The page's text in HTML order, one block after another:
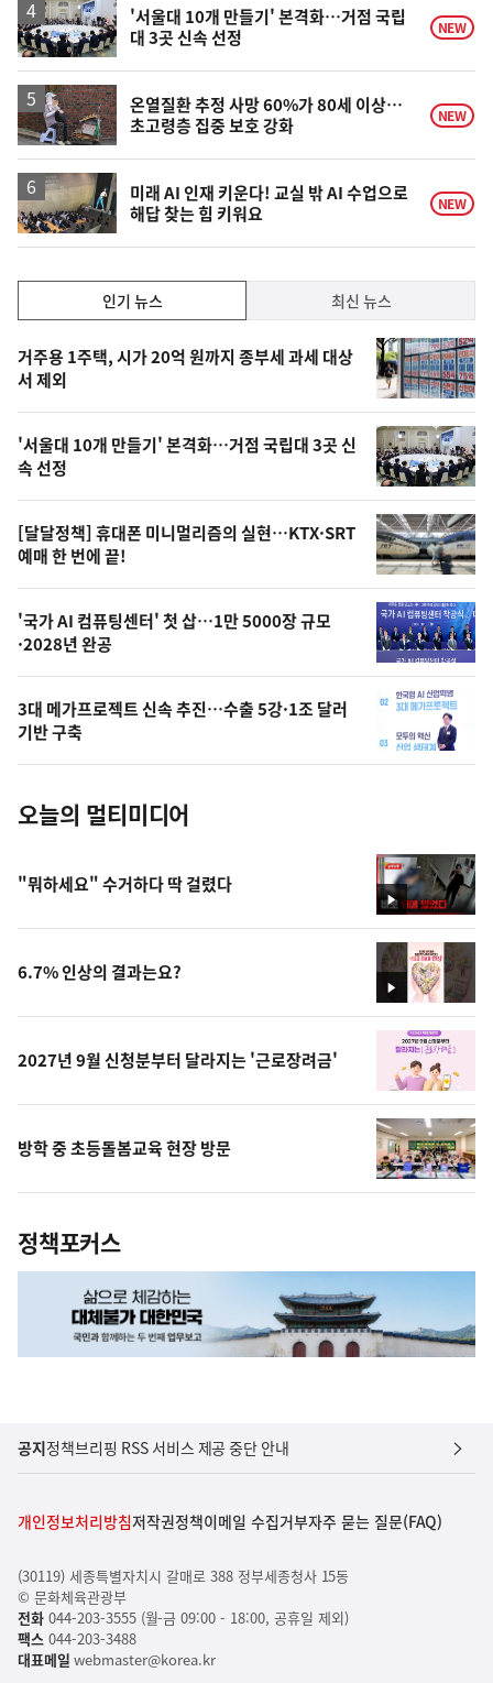
'서울대 10개 만들기' 본격화…거점 국립
대 3곳 신속 선정
NEW
온열질환 추정 사망 60%가 80세 이상…
초고령층 집중 보호 강화
NEW
미래 AI 인재 키운다! 교실 밖 AI 수업으로
해답 찾는 힘 키워요
NEW
기,
최
신,
오
늘
의
영
상
오
늘
의
사
진
인기 뉴스 최신 뉴스
기
뉴
스
거주용 1주택, 시가 20억 원까지 종부세 과세 대상
서 제외
'서울대 10개 만들기' 본격화…거점 국립대 3곳 신
속 선정
[달달정책] 휴대폰 미니멀리즘의 실현…KTX·SRT
예매 한 번에 끝!
'국가 AI 컴퓨팅센터' 첫 삽…1만 5000장 규모
·2028년 완공
3대 메가프로젝트 신속 추진…수출 5강·1조 달러
기반 구축
오늘의 멀티미디어
영
상
"뭐하세요" 수거하다 딱 걸렸다
영
상
6.7% 인상의 결과는요?
2027년 9월 신청분부터 달라지는 '근로장려금'
방학 중 초등돌봄교육 현장 방문
정책포커스
공지정책브리핑 RSS 서비스 제공 중단 안내
개인정보처리방침저작권정책이메일 수집거부자주 묻는 질문(FAQ)
(30119) 세종특별자치시 갈매로 388 정부세종청사 15동
© 문화체육관광부
전화044-203-3555 (월-금 09:00 - 18:00, 공휴일 제외)
팩스044-203-3488
대표메일 webmaster@korea.kr